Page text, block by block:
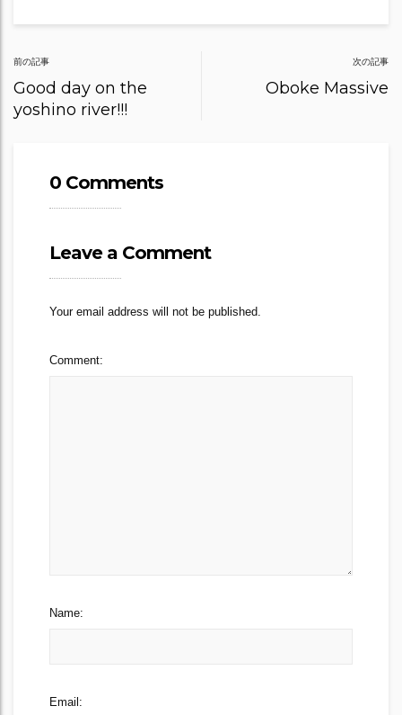
Post
navigation
前の記事
Good day on the
yoshino river!!!
次の記事
Oboke Massive
0 Comments
Leave a Comment
Your email address will not be published.
Comment:
Name:
Email: